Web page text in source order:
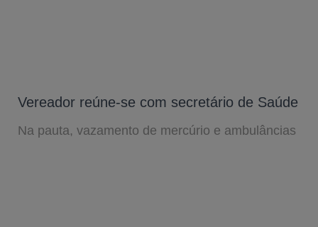
Vereador reúne-se com secretário de Saúde
Na pauta, vazamento de mercúrio e ambulâncias